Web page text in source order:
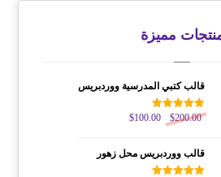
مميزة
قالب كتبي المدرسية ووردبريس
تم التقييم
من 5
$200.00
$100.00
قالب ووردبريس محل زهور